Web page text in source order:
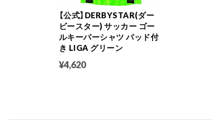
【公式】DERBYSTAR(ダー
ビースター) サッカー ゴー
ルキーパーシャツ パッド付
き LIGA グリーン
¥4,620